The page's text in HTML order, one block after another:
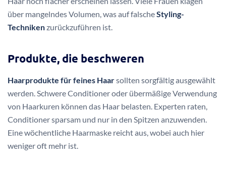
über mangelndes Volumen, was auf falscheStyling-
Technikenzurückzuführen ist.
Produkte, die beschweren
Haarprodukte für feines Haarsollten sorgfältig ausgewählt
werden. Schwere Conditioner oder übermäßige Verwendung
von Haarkuren können das Haar belasten. Experten raten,
Conditioner sparsam und nur in den Spitzen anzuwenden.
Eine wöchentliche Haarmaske reicht aus, wobei auch hier
weniger oft mehr ist.